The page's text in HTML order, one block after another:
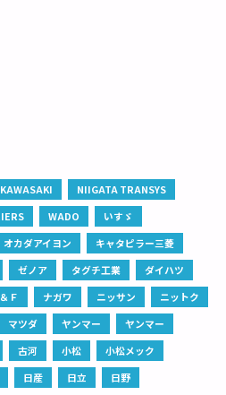
KAWASAKI
NIIGATA TRANSYS
WADO
いすゞ
オカダアイヨン
キャタピラー三菱
ゼノア タグチ工業
ダイハツ
Ｆ ナガワ ニッサン
ニットク
マツダ ヤンマー
ヤンマー
古河 小松
小松メック
日産 日立
日野